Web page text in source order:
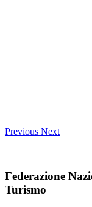
Previous Next
Federazione
Turismo